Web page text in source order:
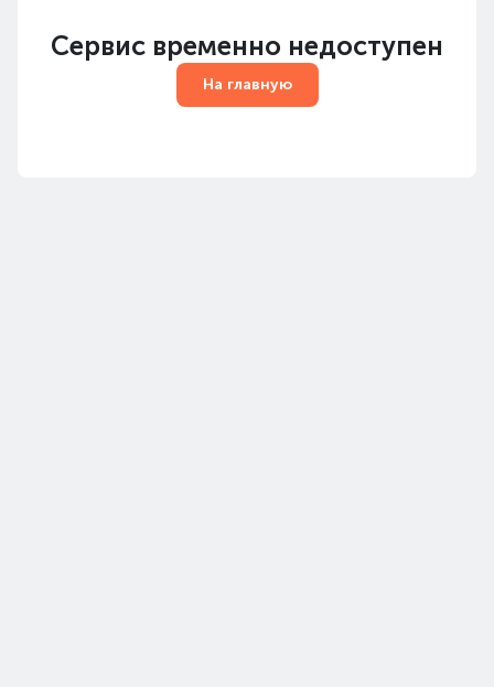
Сервис временно недоступен
На главную